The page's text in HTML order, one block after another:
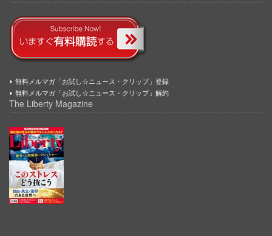
無料メルマガ「お試し☆ニュース・クリップ」登録
無料メルマガ「お試し☆ニュース・クリップ」解約
The Liberty Magazine